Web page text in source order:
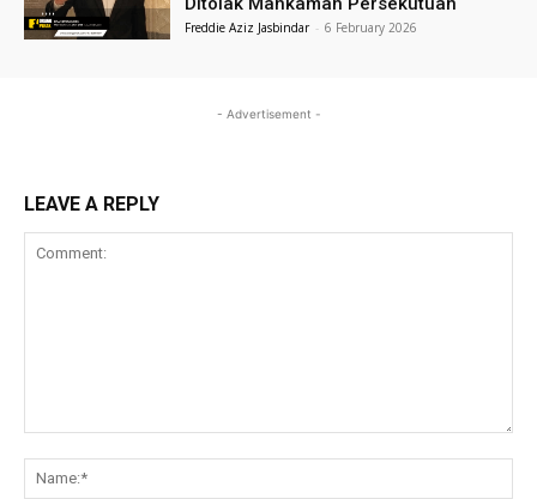
Freddie Aziz Jasbindar - 6 February 2026
- Advertisement -
LEAVE A REPLY